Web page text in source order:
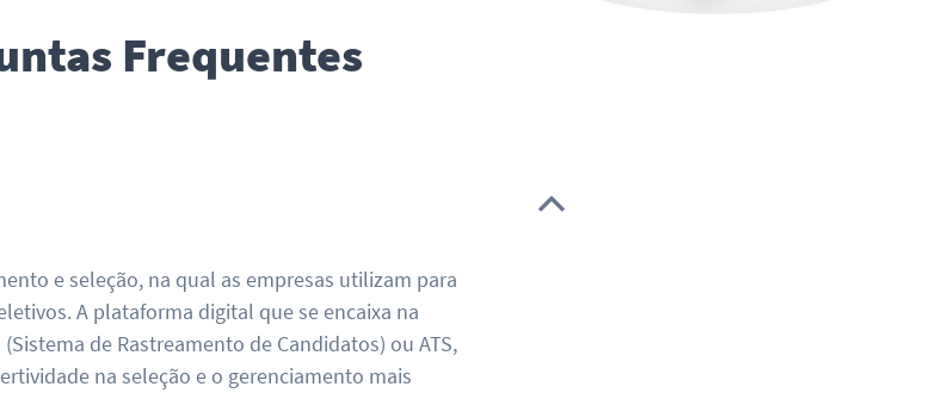
Frequentes
e seleção, na qual as empresas utilizam para
A plataforma digital que se encaixa na
de Rastreamento de Candidatos) ou ATS,
na seleção e o gerenciamento mais